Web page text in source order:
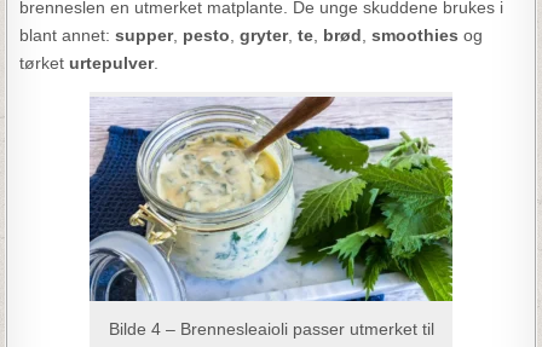
brenneslen en utmerket matplante. De unge skuddene brukes i
blant annet:supper, pesto ,gryter,te brød ,smoothies og
tørket urtepulver.
Bilde 4 – Brennesleaioli passer utmerket til